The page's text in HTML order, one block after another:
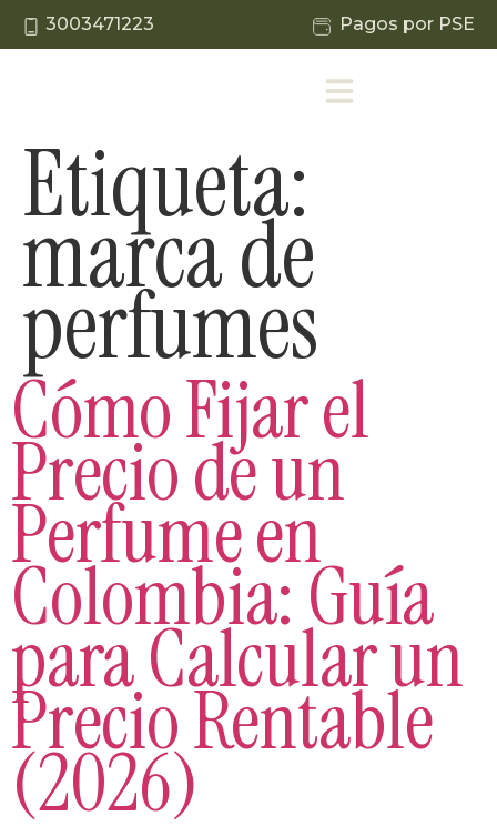
3003471223 Pagos por PSE
Etiqueta:
marca de
perfumes
Cómo Fijar el
Precio de un
Perfume en
Colombia: Guía
para Calcular un
Precio Rentable
(2026)